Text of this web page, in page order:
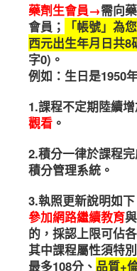
藥劑生會員→需向
會員；
「帳號」為
西元出生年月日共8
字0)。
例如：生日是1950
1.課程不定期陸續
觀看 。
2.積分一律於課程
積分管理系統。
3.執照更新說明如下
參加網路繼續教育與
的，採認上限可佔
其中課程屬性須特
最多108分、 品質+